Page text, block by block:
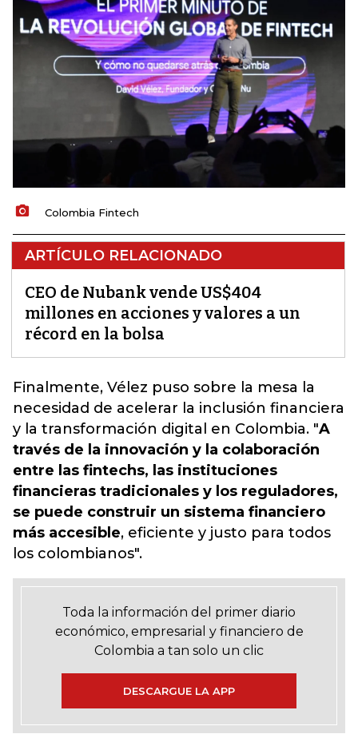
Colombia Fintech
ARTÍCULO RELACIONADO
CEO de Nubank vende US$404
millones en acciones y valores a un
récord en la bolsa
Finalmente, Vélez puso sobre la mesa la
necesidad de acelerar la inclusión financiera
y la transformación digital en Colombia. "A
través de la innovación y la colaboración
entre las fintechs, las instituciones
financieras tradicionales y los reguladores,
se puede construir un sistema financiero
más accesible, eficiente y justo para todos
los colombianos".
Toda la información del primer diario
económico, empresarial y financiero de
Colombia a tan solo un clic
DESCARGUE LA APP